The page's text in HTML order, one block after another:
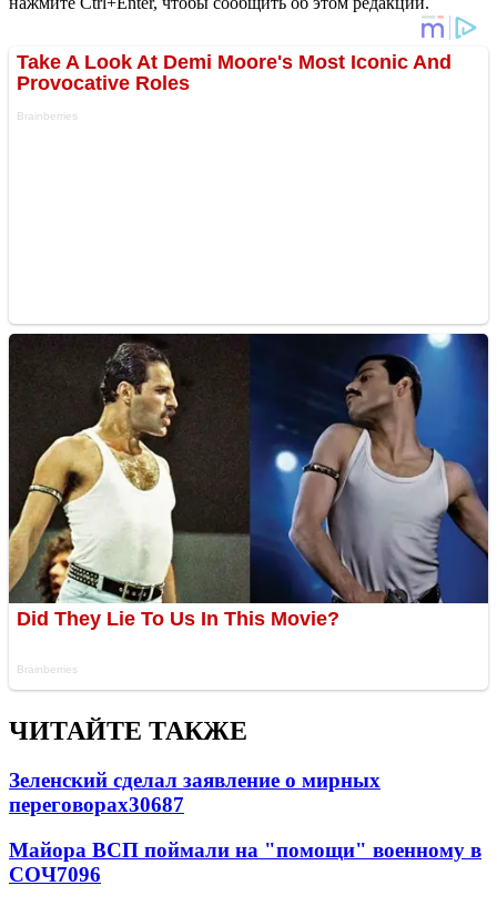
ЧИТАЙТЕ ТАКЖЕ
Зеленский сделал заявление о мирных
переговорах30687
Майора ВСП поймали на "помощи" военному в
СОЧ7096